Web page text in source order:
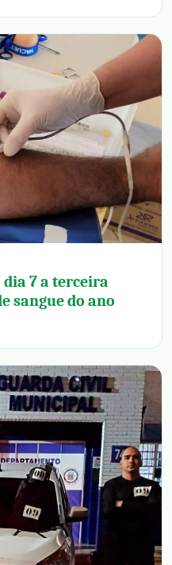
7 a terceira
sangue do ano